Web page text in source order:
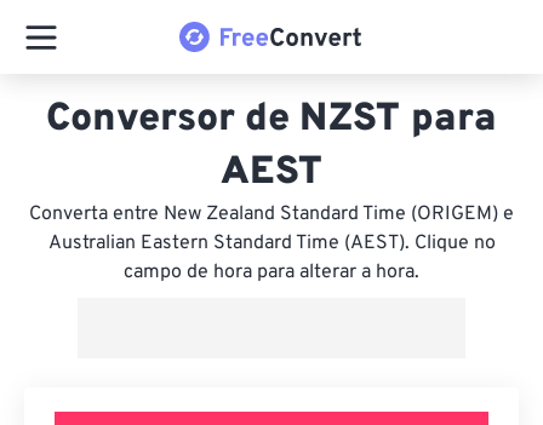
Conversor de NZST para
AEST
Converta entre New Zealand Standard Time (ORIGEM) e
Australian Eastern Standard Time (AEST). Clique no
campo de hora para alterar a hora.